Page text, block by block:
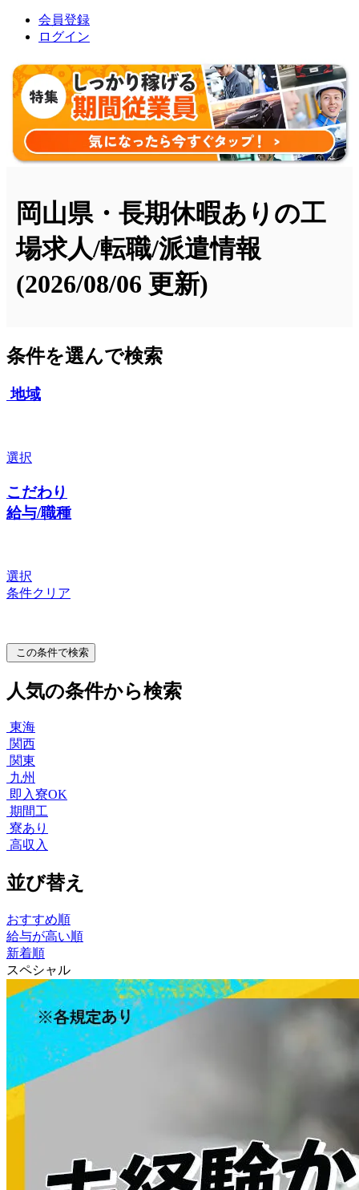
会員登録
ログイン
岡山県・長期休暇ありの工
場求人/転職/派遣情報
(2026/08/06 更新)
条件を選んで検索
地域
選択
こだわり
給与/職種
選択
条件クリア
この条件で検索
人気の条件から検索
東海
関西
関東
九州
即入寮OK
期間工
寮あり
高収入
並び替え
おすすめ順
給与が高い順
新着順
スペシャル